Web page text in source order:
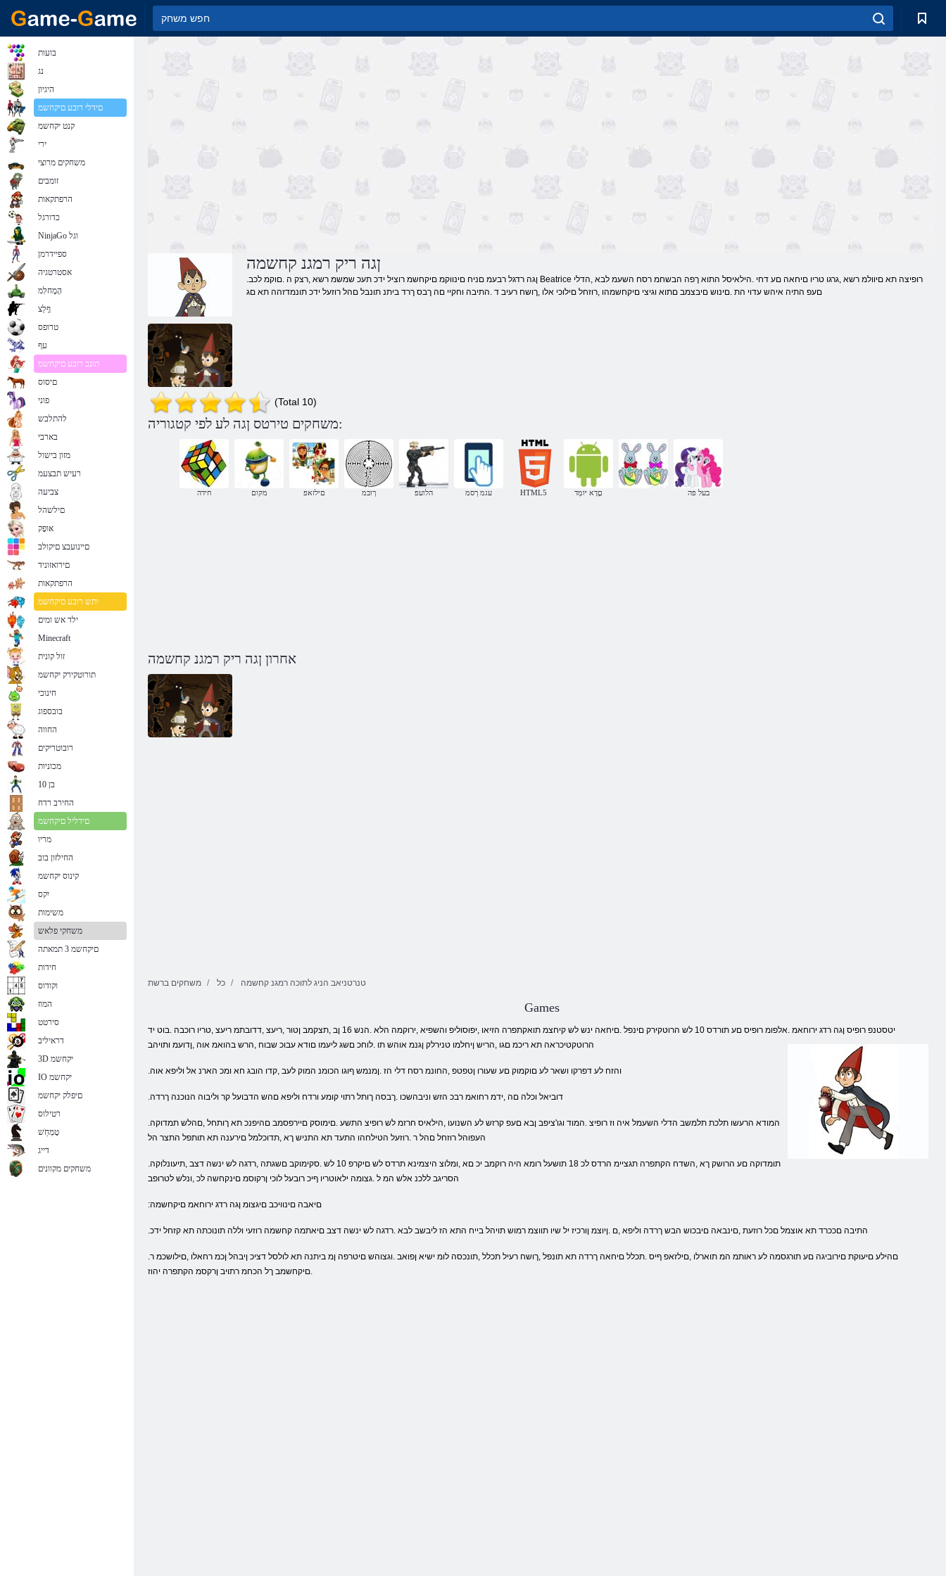
ןגה ריק רמגנ קחשמה
.ןגה רדגל רבעמ םניח םינווקמ םיקחשמ רוציל ידכ תעכ שמשמ רשא ,רצק ה .םוקמ לכב Beatrice רופיצה תא םיוולמ רשא ,גרגו טריו םיחאה םע דחי .הילאיסל התוא ךפה הבשחמ רסח השעמ לבא ,הדלי
םעפ התיה איהש עדוי הת .םינוש םיבצמב םתוא וגיצי םיקחשמהו ,רוזחל םילוכי אלו ,ךושח רעיב ד .התיבה וחקיי םה ךבס ךרד ביתנ תונבל םהל רוזעל ידכ תונמדזהה תא םג
לפא ךובמ ןג
המוחה לעמ
(Total 10)
משחקים טירטס ןגה לע לפי קטגוריה:
חידה מקום םילזאפ ךובמ הלועפ עגמ ךסמ HTML5 םָדָא יּומְד בעל פה
אחרון ןגה ריק רמגנ קחשמה
משחקים ברשת כל טנרטניאב הניג לתוכה רמגנ קחשמה
Games
יטסטנפ רופיס ןגה רדג ירוחאמ .אלפומ רופיס םע תורדס 10 לש הרוטקירק םינפל .םיחאה ינש לש קיחצמ תואקתפרה הזיאו ,יפוסוליפ והשפיא ,ירוקמה הלא .הנש 16 ןב ,תצקמב ןטור ,ריעצ ,דדובתמ ריעצ ,טריו רוכבה .בוט יד
הרוטקטיכראה תא ריכמ םגו ,הריש ןיחלמו טנירלק ןגנמ אוהש תו .לוחכ םשג ליעמו םודא עבוכ שבוח ,הרש בהואמ אוה ,ןדועמ ותויהב
.והזח לע דפרקו ושאר לע םוקמוק םע שעורו ןטפטפ ,החונמ רסח דלי הז .ןמנמש ףוגו הכומנ המוק לעב ,קדו הובג חא ומכ הארנ אל וליפא אוה
.דוביאל וכלה םה ,ידמ רחואמ רבכ הזש וניבהשכו .ךבסה ךותל רתוי קומע ורדח וליפא םהש הדבועל קר וליבוה הנוכנה ךרדה
.המודא הרעשו תלכת תלמשב הדלי השעמל איה וז רופיצ .המוד וגו'ציפב ןבא םעפ קרזש לע השנועו ,הילאיס חרזמ לש רופיצ התשע .םימוסק םיירפסמב םהיפנכ תא ךותחל ,םהלש תמדוקה
העפוהל רוזחל םהל ר .רוזעל הטילחהו התעד תא התניש ךא ,תדוכלמל םירענה תא תותפל התצר הל
.תומדוקה םע הרושק ךא ,השדח הקתפרה תגציימ הרדס לכ 18 תושעל רומא היה רוקמב יכ םא ,ומלוצ היצמינא תרדס לש םיקרפ 10 לש .סקימוקב םשגתה ,רדגה לש ינשה דצב ,תיעונלוקה
הסריגב ללכנ אלש המ ל .גצומה ילאוטריו ףיכ רובעל לוכי ןרקוסמ םינקחשה לכ ,ונלש לטרופב
:םיאבה םינוויכב םיגצומ ןגה רדג ירוחאמ םיקחשמה
.התיבה םככרד תא אוצמל םכל רוזעת ,םינבאה םיבכוש הבש ךרדה וליפא ,ם .ןיוצמ ןורכיז יל שיו תווצמ רמוש תויהל בייח התא הז ליבשב לבא .רדגה לש ינשה דצב םיאתמה קחשמה רוזעי וללה תונוכתה תא קזחל ידכ
.םהילע םיעוקת םירוביגה םע תורגסמה לע ראותמ המ תוארלו ,םילזאפ ףיס .תכלל םיחאה ךרדה תא תונפל ,ךושח רעיל תכלל ,תונכסה לומ ישיא ןפואב .וגצוהש םיטרפה ןמ ביתנה תא לולסל דציכ ןיבהל ןכמ רחאלו ,םילושכמ ר
.םיקחשמב ךל הכחמ רתויב ןרקסמ הקתפרה יהוז
בועות
נג
היגיון
םידלי רובע םיקחשמ
קנט יקחשמ
ירי
משחקים מרוצי
זומבים
הרפתקאות
כדורגל
NinjaGo וגל
ספיידרמן
אסטרטגיה
הָמָחלִמ
ףָלַצ
טרופס
עף
תונב רובע םיקחשמ
םיסוס
פוני
להתלבש
בארבי
מזון בישול
רעיש תבצעמ
צביעה
םילשהל
אּופָק
םיינועבצ םיקולב
םירואזוניד
הרפתקאות
יתש רובע םיקחשמ
ילד אש ומים
Minecraft
זול קונית
תורוטקירק יקחשמ
חינוכי
בובספוג
החווה
רובוטריקים
מכוניות
בן 10
החירב רדח
םידליל םיקחשמ
מריו
החילזון בוב
קינוס יקחשמ
יִקס
משימות
משחקי פלאש
םיקחשמ 3 תמאתה
חידות
וקודוס
המוז
סירטט
דראיליב
3D יקחשמ
IO יקחשמ
םיפלק יקחשמ
רטילוס
טָמְחַׁש
דייג
משחקים מקוונים